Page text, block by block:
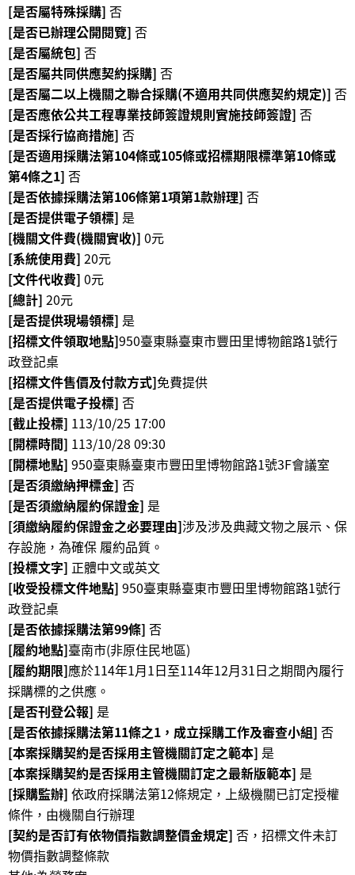
放
宣
告
隱
私
權
保
護
政
策
資
訊
安
全
宣
告
為
民
服
務
白
皮
書
政
府
公
開
資
訊
語系
[是否屬特殊採購] 否
[是否已辦理公開閱覽] 否
[是否屬統包] 否
[是否屬共同供應契約採購] 否
[是否屬二以上機關之聯合採購(不適用共同供應契約規定)] 否
[是否應依公共工程專業技師簽證規則實施技師簽證] 否
[是否採行協商措施] 否
[是否適用採購法第104條或105條或招標期限標準第10條或
第4條之1] 否
[是否依據採購法第106條第1項第1款辦理] 否
[是否提供電子領標] 是
[機關文件費(機關實收)] 0元
[系統使用費] 20元
[文件代收費] 0元
[總計] 20元
[是否提供現場領標] 是
[招標文件領取地點]950臺東縣臺東市豐田里博物館路1號行
政登記桌
[招標文件售價及付款方式]免費提供
[是否提供電子投標] 否
[截止投標] 113/10/25 17:00
[開標時間] 113/10/28 09:30
[開標地點] 950臺東縣臺東市豐田里博物館路1號3F會議室
[是否須繳納押標金] 否
[是否須繳納履約保證金] 是
[須繳納履約保證金之必要理由]涉及涉及典藏文物之展示、保
存設施，為確保 履約品質。
[投標文字] 正體中文或英文
[收受投標文件地點] 950臺東縣臺東市豐田里博物館路1號行
政登記桌
[是否依據採購法第99條] 否
[履約地點]臺南市(非原住民地區)
[履約期限]應於114年1月1日至114年12月31日之期間內履行
採購標的之供應。
[是否刊登公報] 是
[是否依據採購法第11條之1，成立採購工作及審查小組] 否
[本案採購契約是否採用主管機關訂定之範本] 是
[本案採購契約是否採用主管機關訂定之最新版範本] 是
[採購監辦] 依政府採購法第12條規定，上級機關已訂定授權
條件，由機關自行辦理
[契約是否訂有依物價指數調整價金規定] 否，招標文件未訂
物價指數調整條款